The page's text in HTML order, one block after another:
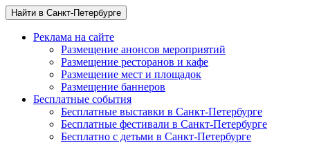
Найти в Санкт-Петербурге
Реклама на сайте
Размещение анонсов мероприятий
Размещение ресторанов и кафе
Размещение мест и площадок
Размещение баннеров
Бесплатные события
Бесплатные выставки в Санкт-Петербурге
Бесплатные фестивали в Санкт-Петербурге
Бесплатно с детьми в Санкт-Петербурге